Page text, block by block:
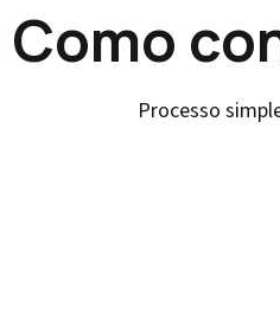
Como
Processo